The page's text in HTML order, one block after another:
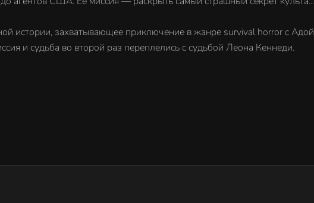
истории, захватывающее приключение в жанре survival horror с
и судьба во второй раз переплелись с судьбой Леона Кеннеди.